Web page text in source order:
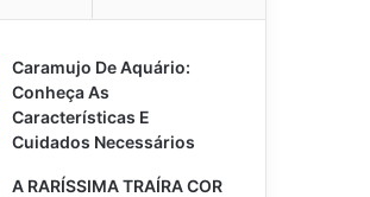
Caramujo De Aquário:
Conheça As
Características E
Cuidados Necessários
A RARÍSSIMA TRAÍRA COR